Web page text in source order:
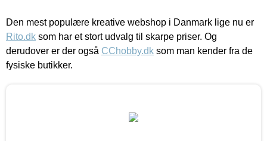
Den mest populære kreative webshop i Danmark lige nu er
Rito.dk som har et stort udvalg til skarpe priser. Og
derudover er der også CChobby.dk som man kender fra de
fysiske butikker.